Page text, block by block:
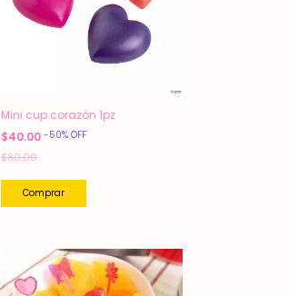
Mini cup corazón 1pz
$40.00 -50% OFF
$80.00